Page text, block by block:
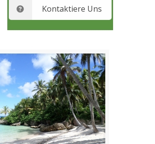
Kontaktiere Uns